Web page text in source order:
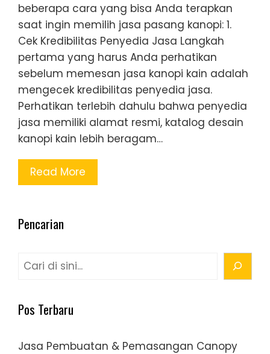
beberapa cara yang bisa Anda terapkan
saat ingin memilih jasa pasang kanopi: 1.
Cek Kredibilitas Penyedia Jasa Langkah
pertama yang harus Anda perhatikan
sebelum memesan jasa kanopi kain adalah
mengecek kredibilitas penyedia jasa.
Perhatikan terlebih dahulu bahwa penyedia
jasa memiliki alamat resmi, katalog desain
kanopi kain lebih beragam…
Read More
Pencarian
Cari
Pos Terbaru
Jasa Pembuatan & Pemasangan Canopy